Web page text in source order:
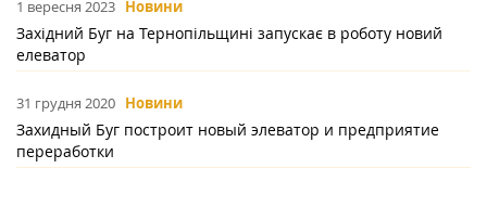
1 вересня 2023 Новини
Західний Буг на Тернопільщині запускає в роботу новий
елеватор
31 грудня 2020 Новини
Захидный Буг построит новый элеватор и предприятие
переработки